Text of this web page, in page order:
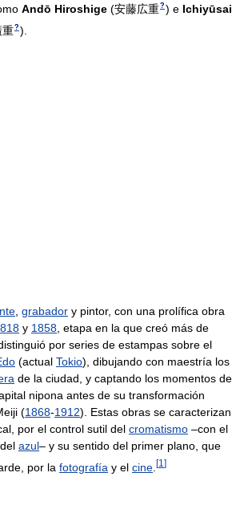
Andō Hiroshige (安藤広重? ) e Ichiyūsai
重? )
, grabador y pintor, con una prolífica obra
y 1858, etapa en la que creó más de
por series de estampas sobre el
(actual Tokio), dibujando con maestría los
de la ciudad, y captando los momentos de
nipona antes de su transformación
(1868-1912). Estas obras se caracterizan
por el control sutil del cromatismo –con el
azul– y su sentido del primer plano, que
por la fotografía y el cine [1 ]